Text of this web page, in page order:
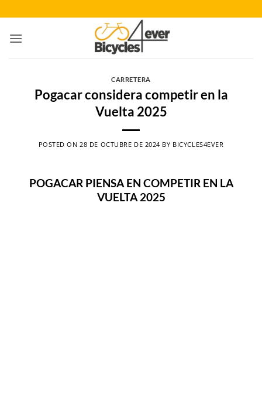
al
contenido
CARRETERA
Pogacar considera competir en la
Vuelta 2025
POSTED ON 28 DE OCTUBRE DE 2024 BY BICYCLES4EVER
POGACAR PIENSA EN COMPETIR EN LA
VUELTA 2025